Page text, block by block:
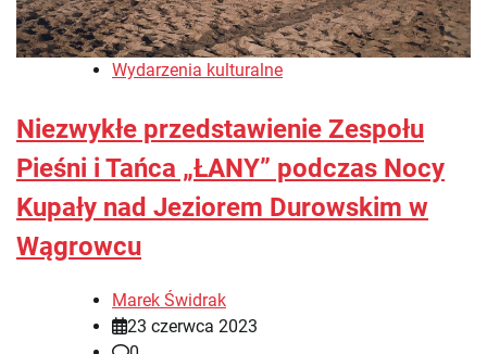
Wydarzenia kulturalne
Niezwykłe przedstawienie Zespołu
Pieśni i Tańca „ŁANY” podczas Nocy
Kupały nad Jeziorem Durowskim w
Wągrowcu
Marek Świdrak
23 czerwca 2023